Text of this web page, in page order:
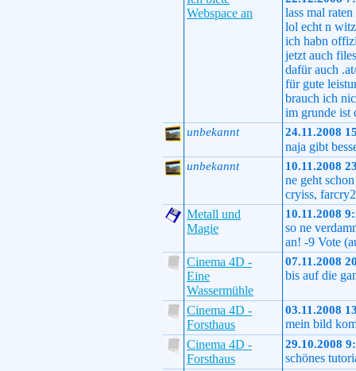
Webspace an
lass mal
lol echt n witz
ich habn
jetzt auch
dafür auch
für gute
brauch ich
im grunde ist
unbekannt 24.11.2008
naja gibt
unbekannt 10.11.2008
ne geht
cryiss,
Metall und
Magie
10.11.2008
so ne
an! -9 Vote
Cinema 4D -
Eine
Wassermühle
07.11.2008
bis auf die
Cinema 4D -
Forsthaus
03.11.2008
mein bild
Cinema 4D -
Forsthaus
29.10.2008
schönes